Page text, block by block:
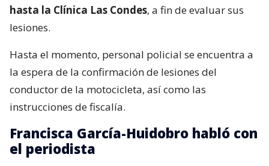
hasta la Clínica Las Condes, a fin de evaluar sus
lesiones.
Hasta el momento, personal policial se encuentra a
la espera de la confirmación de lesiones del
conductor de la motocicleta, así como las
instrucciones de fiscalía.
Francisca García-Huidobro habló con
el periodista